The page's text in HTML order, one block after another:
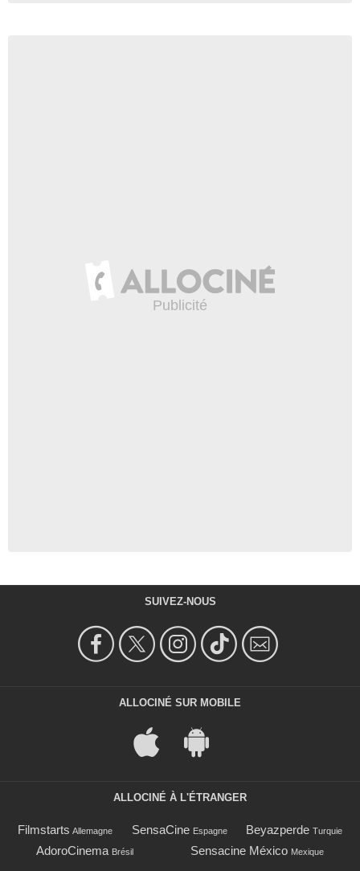
SUIVEZ-NOUS
ALLOCINÉ SUR MOBILE
ALLOCINÉ À L'ÉTRANGER
Filmstarts Allemagne SensaCine Espagne Beyazperde Turquie
AdoroCinema Brésil Sensacine México Mexique